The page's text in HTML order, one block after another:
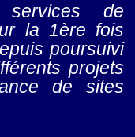
de
la 1ère fois
poursuivi
projets
de sites